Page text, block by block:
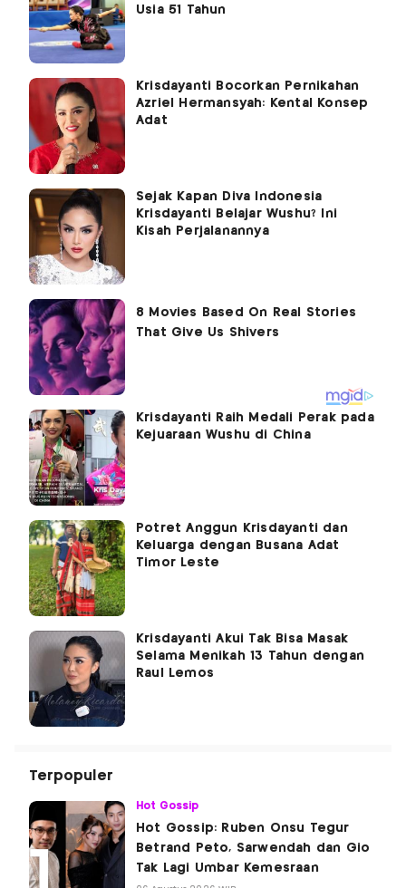
Usia 51 Tahun
Krisdayanti Bocorkan Pernikahan
Azriel Hermansyah: Kental Konsep
Adat
Sejak Kapan Diva Indonesia
Krisdayanti Belajar Wushu? Ini
Kisah Perjalanannya
Krisdayanti Raih Medali Perak pada
Kejuaraan Wushu di China
Potret Anggun Krisdayanti dan
Keluarga dengan Busana Adat
Timor Leste
Krisdayanti Akui Tak Bisa Masak
Selama Menikah 13 Tahun dengan
Raul Lemos
Terpopuler
Hot Gossip
Hot Gossip: Ruben Onsu Tegur
Betrand Peto, Sarwendah dan Gio
Tak Lagi Umbar Kemesraan